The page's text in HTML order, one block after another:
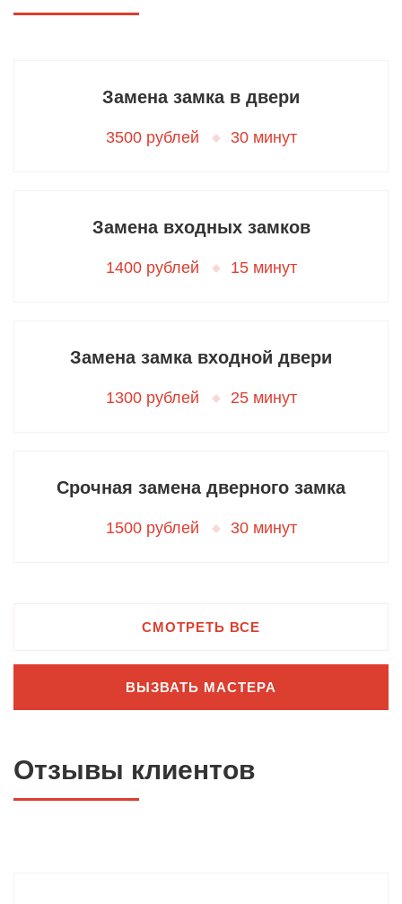
Замена замка в двери
3500 рублей 30 минут
Замена входных замков
1400 рублей 15 минут
Замена замка входной двери
1300 рублей 25 минут
Срочная замена дверного замка
1500 рублей 30 минут
СМОТРЕТЬ ВСЕ
ВЫЗВАТЬ МАСТЕРА
Отзывы клиентов